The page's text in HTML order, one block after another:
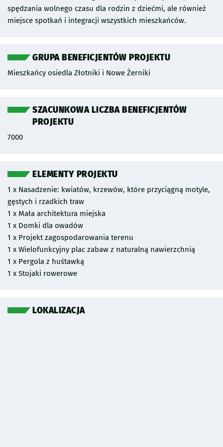
zadania i jak najszybsza jego realizacja. Zakres projektu WBO
obejmuje:
- roślin okrywowych i bylin
- krzewów
- hamaki
- ławki parkowe
- plenerowa rzeźba miejska
spędzania wolnego czasu dla rodzin z dziećmi, ale również
miejsce spotkań i integracji wszystkich mieszkańców.
GRUPA BENEFICJENTÓW PROJEKTU
Mieszkańcy osiedla Złotniki i Nowe Żerniki
SZACUNKOWA LICZBA BENEFICJENTÓW
PROJEKTU
7000
ELEMENTY PROJEKTU
1 x Nasadzenie: kwiatów, krzewów, które przyciągną motyle,
gęstych i rzadkich traw
1 x Mała architektura miejska
1 x Domki dla owadów
1 x Projekt zagospodarowania terenu
1 x Wielofunkcyjny plac zabaw z naturalną nawierzchnią
1 x Pergola z huśtawką
1 x Stojaki rowerowe
LOKALIZACJA